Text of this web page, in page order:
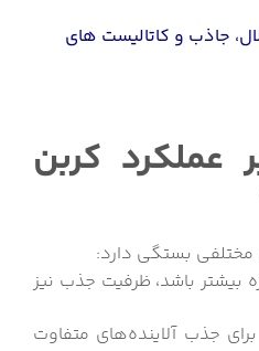
جاذب و کاتالیست های
عملکرد کربن
مختلفی بستگی دارد:
باشد، ظرفیت جذب نیز
جذب آلاینده‌های متفاوت